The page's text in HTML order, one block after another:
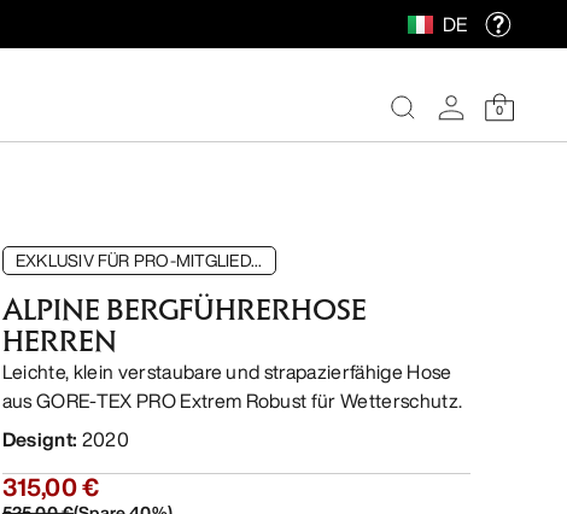
DE
0
EXKLUSIV FÜR PRO-MITGLIED...
ALPINE BERGFÜHRERHOSE
HERREN
Leichte, klein verstaubare und strapazierfähige Hose
aus GORE-TEX PRO Extrem Robust für Wetterschutz.
Designt: 2020
315,00 €